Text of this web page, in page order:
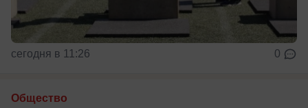
сегодня в 11:26 0
Общество